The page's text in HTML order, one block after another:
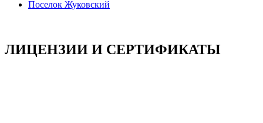
Поселок Жуковский
ЛИЦЕНЗИИ И СЕРТИФИКАТЫ